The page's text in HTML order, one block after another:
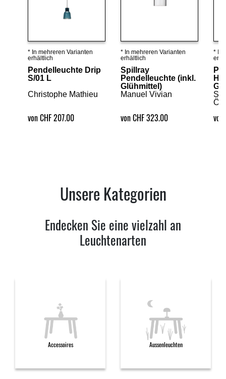
Details ansehen
* In mehreren Varianten
erhältlich
Pendelleuchte Drip
S/01 L
Christophe Mathieu
von CHF 207.00
Details ansehen
* In mehreren Varianten
erhältlich
Spillray
Pendelleuchte (inkl.
Glühmittel)
Manuel Vivian
von CHF 323.00
* In
Unsere Kategorien
Endecken Sie eine vielzahl an
Leuchtenarten
Accessoires Aussenleuchten